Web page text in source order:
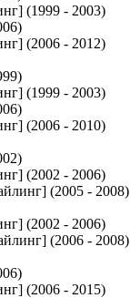
(1999 - 2003)
(2006 - 2012)
(1999 - 2003)
(2006 - 2010)
(2002 - 2006)
(2005 - 2008)
(2002 - 2006)
(2006 - 2008)
(2006 - 2015)